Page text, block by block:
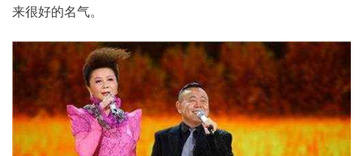
来很好的名气。